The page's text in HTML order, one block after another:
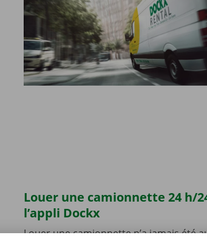
Louer une camionnette 24 h/
l’appli Dockx
Louer une camionnette n’a jamais été